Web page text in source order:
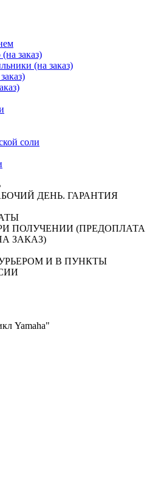
заказ)
(на заказ)
соли
ДЕНЬ. ГАРАНТИЯ
ПОЛУЧЕНИИ (ПРЕДОПЛАТА
ЗАКАЗ)
И В ПУНКТЫ
Yamaha"